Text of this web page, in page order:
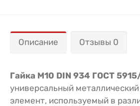
Описание Отзывы 0
Гайка M10 DIN 934 ГОСТ
универсальный
элемент, используемый в